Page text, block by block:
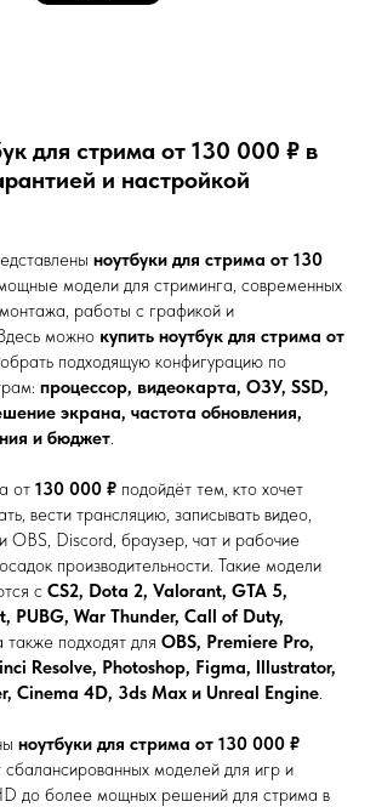
для стрима от 130 000 ₽ в
и настройкой
ноутбуки для стрима от 130
модели для стриминга, современных
работы с графикой и
можно купить ноутбук для стрима от
подходящую конфигурацию по
процессор, видеокарта, ОЗУ, SSD,
экрана, частота обновления,
и бюджет.
от 130 000 ₽ подойдёт тем, кто хочет
вести трансляцию, записывать видео,
OBS, Discord, браузер, чат и рабочие
производительности. Такие модели
с CS2, Dota 2, Valorant, GTA 5,
PUBG, War Thunder, Call of Duty,
также подходят для OBS, Premiere Pro,
Resolve, Photoshop, Figma, Illustrator,
Cinema 4D, 3ds Max и Unreal Engine.
ноутбуки для стрима от 130 000 ₽
сбалансированных моделей для игр и
до более мощных решений для стрима в